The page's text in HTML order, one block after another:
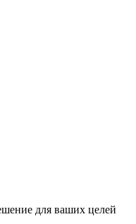
для ваших целей